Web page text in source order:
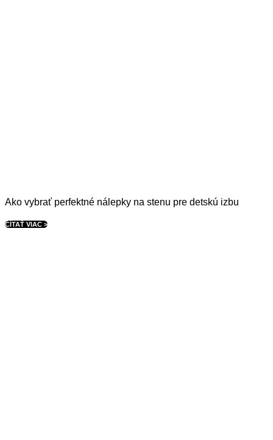
Ako vybrať perfektné nálepky na stenu pre detskú izbu
ČÍTAŤ VIAC >